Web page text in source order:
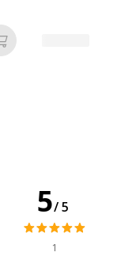
Ajouter au panier
5/5
1